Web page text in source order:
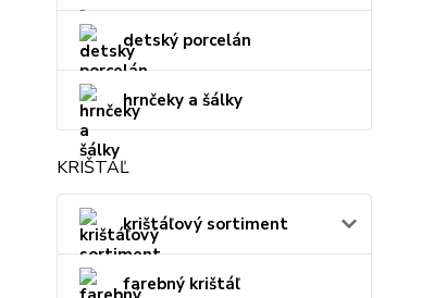
detský porcelán
hrnčeky a šálky
KRIŠTÁĽ
krištáľový sortiment
farebný krištáľ